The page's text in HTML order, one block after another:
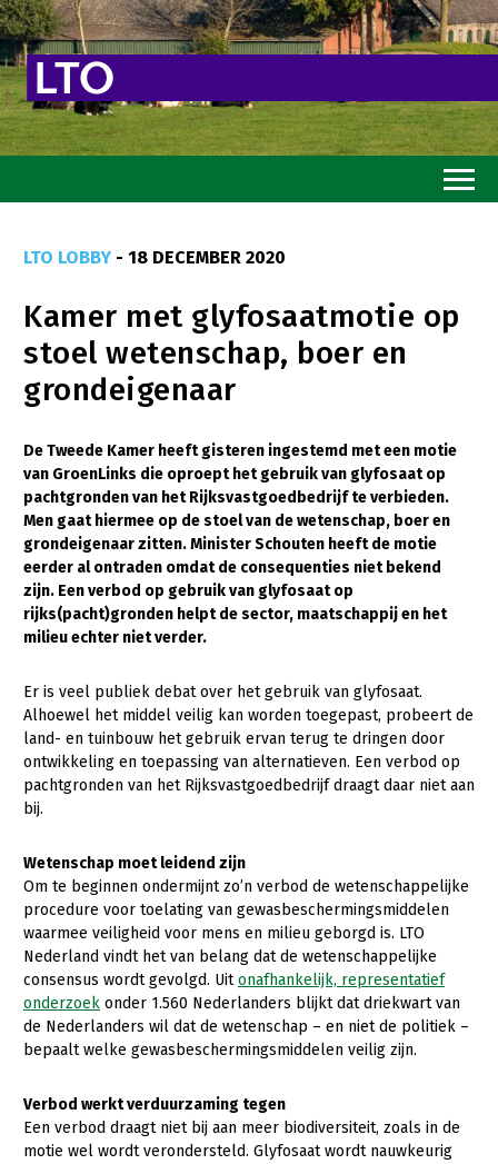
Goed eten
Mooi groen
Sterk ondernemerschap
Transitiepaden
Thema’s
Gezonde planten
Gezonde dieren
Natuur, klimaat en energie
Platteland en omgeving
Mens, ondernemerschap en onderwijs
Internationaal
Dier
Biologische Landbouw
Geitenhouderij
Kalverhouderij
Konijnenhouderij
Paardenhouderij
Pluimveehouderij
Plant
Akkerbouw
Biologische Landbouw
Bollenteelt
Fruitteelt
Glastuinbouw
Multifunctionele landbouw
Multifunctioneel
Vrouw en Bedrijf
Onderwerpen
Nieuws
Webinars
LTO LOBBY - 18 DECEMBER 2020
Kamer met glyfosaatmotie op
stoel wetenschap, boer en
grondeigenaar
De Tweede Kamer heeft gisteren ingestemd met een motie
van GroenLinks die oproept het gebruik van glyfosaat op
pachtgronden van het Rijksvastgoedbedrijf te verbieden.
Men gaat hiermee op de stoel van de wetenschap, boer en
grondeigenaar zitten. Minister Schouten heeft de motie
eerder al ontraden omdat de consequenties niet bekend
zijn. Een verbod op gebruik van glyfosaat op
rijks(pacht)gronden helpt de sector, maatschappij en het
milieu echter niet verder.
Er is veel publiek debat over het gebruik van glyfosaat.
Alhoewel het middel veilig kan worden toegepast, probeert de
land- en tuinbouw het gebruik ervan terug te dringen door
ontwikkeling en toepassing van alternatieven. Een verbod op
pachtgronden van het Rijksvastgoedbedrijf draagt daar niet aan
bij.
Wetenschap moet leidend zijn
Om te beginnen ondermijnt zo’n verbod de wetenschappelijke
procedure voor toelating van gewasbeschermingsmiddelen
waarmee veiligheid voor mens en milieu geborgd is. LTO
Nederland vindt het van belang dat de wetenschappelijke
consensus wordt gevolgd. Uitonafhankelijk, representatief
onderzoek onder 1.560 Nederlanders blijkt dat driekwart van
de Nederlanders wil dat de wetenschap – en niet de politiek –
bepaalt welke gewasbeschermingsmiddelen veilig zijn.
Verbod werkt verduurzaming tegen
Een verbod draagt niet bij aan meer biodiversiteit, zoals in de
motie wel wordt verondersteld. Glyfosaat wordt nauwkeurig